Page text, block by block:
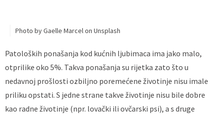
Photo by Gaelle Marcel on Unsplash
Patoloških ponašanja kod kućnih ljubimaca ima jako malo,
otprilike oko 5%. Takva ponašanja su rijetka zato što u
nedavnoj prošlosti ozbiljno poremećene životinje nisu imale
priliku opstati. S jedne strane takve životinje nisu bile dobre
kao radne životinje (npr. lovački ili ovčarski psi), a s druge